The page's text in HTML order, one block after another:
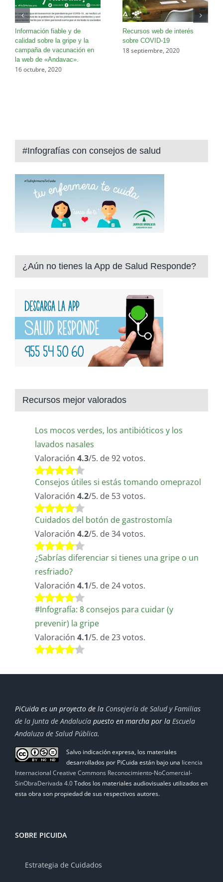
Información fiable y de
calidad sobre la gripe y la
campaña de vacunación en
la web de «Andavac».
16 octubre, 2020
Recursos web de interés
sobre COVID-19
18 septiembre, 2020
#Infografías con consejos de salud
¿Aún no tienes la App de Salud Responde?
Recursos mejor valorados
Los mocos verdes, los antibióticos y los
lavados nasales
Valoración 4.3/5. de 92 votos.
Consejos útiles si estás tomando omeprazol
Valoración 4.2/5. de 53 votos.
Cuidados del botón de gastrostomía
Valoración 4.2/5. de 34 votos.
¿Sabrías diferenciar si tienes una gripe o un
resfriado?
Valoración 4.1/5. de 24 votos.
#Infografía: 8 consejos para cuidar (y
prevenir) la gripe
Valoración 4.1/5. de 23 votos.
PiCuida es un proyecto de la Consejería de Salud y Familias
de la Junta de Andalucía puesto en marcha por la Escuela
Andaluza de Salud Pública.
Salvo indicación expresa, los materiales
desarrollados por PiCuida están bajo una licencia
Internacional Creative Commons Reconocimiento-NoComercial-
SinObraDerivada 4.0Todos los materiales audiovisuales utilizados en
esta obra son propiedad de sus respectivos autores.
SOBRE PICUIDA
Estrategia de Cuidados